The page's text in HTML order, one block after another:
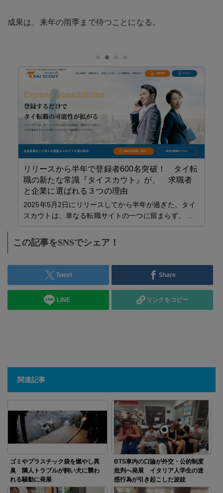
成果は、来年の雨季まで待つことになる。
リリースから半年で登録者600名突破！ タイ転
職の新たな常識『タイスカウト』が、 求職者
と企業に選ばれる３つの理由
2025年5月2日にリリースしてから半年が過ぎた。タイ
スカウトは、単なる転職サイトの一つに留まらず、…
元
この記事をSNSでシェア！
Tweet Share
LINE リンクをコピー
関連記事
ゴミやプラスチック袋を燃やし異
臭 隣人トラブルが飼い犬に襲わ
れる騒動に発展
BTS車内の口論が外交・公的制度
批判へ発展 イタリア人学生の迷
惑行為が引き起こした波紋